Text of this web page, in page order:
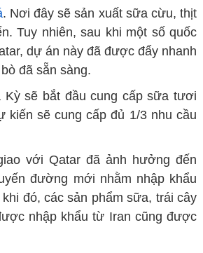
. Nơi đây sẽ sản xuất sữa cừu, thịt
Tuy nhiên, sau khi một số quốc
dự án này đã được đẩy nhanh
đã sẵn sàng.
sẽ bắt đầu cung cấp sữa tươi
sẽ cung cấp đủ 1/3 nhu cầu
với Qatar đã ảnh hưởng đến
đường mới nhằm nhập khẩu
đó, các sản phẩm sữa, trái cây
nhập khẩu từ Iran cũng được